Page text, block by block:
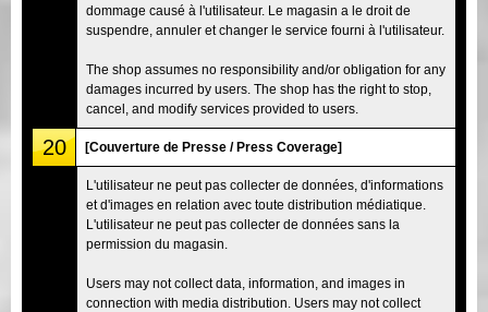
dommage causé à l'utilisateur. Le magasin a le droit de
suspendre, annuler et changer le service fourni à l'utilisateur.
The shop assumes no responsibility and/or obligation for any
damages incurred by users. The shop has the right to stop,
cancel, and modify services provided to users.
20 [Couverture de Presse / Press Coverage]
L'utilisateur ne peut pas collecter de données, d'informations
et d'images en relation avec toute distribution médiatique.
L'utilisateur ne peut pas collecter de données sans la
permission du magasin.
Users may not collect data, information, and images in
connection with media distribution. Users may not collect